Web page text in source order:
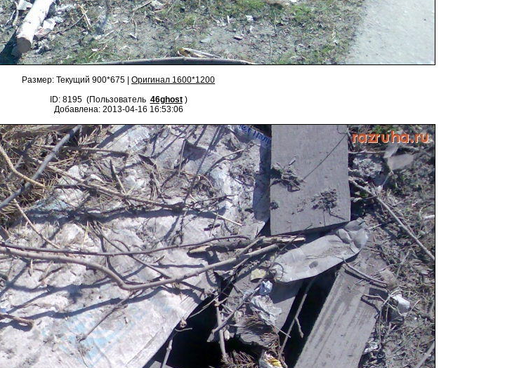
Размер: Текущий 900*675 | Оригинал 1600*1200
ID: 8195 (Пользователь 46ghost )
Добавлена: 2013-04-16 16:53:06